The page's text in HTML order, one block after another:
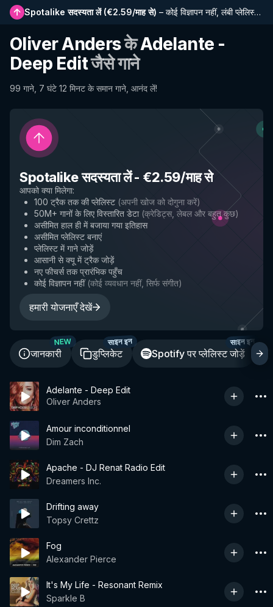
Spotalike सदस्यता लें(€2.59/माह से) – कोई विज्ञापन नहीं, लंबी प्लेलिस्ट, पूर्ण इतिहास और नई सुविधाओं तक प्रारंभिक पहुंच
Oliver AndersकेAdelante -
Deep Editजैसे गाने
99 गाने, 7 घंटे 12 मिनट के समान गाने, आनंद लें!
Spotalike सदस्यता लें- €2.59/माह से
आपको क्या मिलेगा:
100 ट्रैक तक की प्लेलिस्ट (अपनी खोज को दोगुना करें)
50M+ गानों के लिए विस्तारित डेटा (क्रेडिट्स, लेबल और बहुत कुछ)
असीमित हाल ही में बजाया गया इतिहास
असीमित प्लेलिस्ट बनाएं
प्लेलिस्ट में गाने जोड़ें
आसानी से क्यू में ट्रैक जोड़ें
नए फीचर्स तक प्रारंभिक पहुँच
कोई विज्ञापन नहीं (कोई व्यवधान नहीं, सिर्फ संगीत)
हमारी योजनाएँ देखें
जानकारी
NEW
डुप्लिकेट
साइन इन
Spotify पर प्लेलिस्ट जोड़ें
साइन इन
Adelante - Deep Edit
Oliver Anders
Amour inconditionnel
Dim Zach
Apache - DJ Renat Radio Edit
Dreamers Inc.
Drifting away
Topsy Crettz
Fog
Alexander Pierce
It's My Life - Resonant Remix
Sparkle B